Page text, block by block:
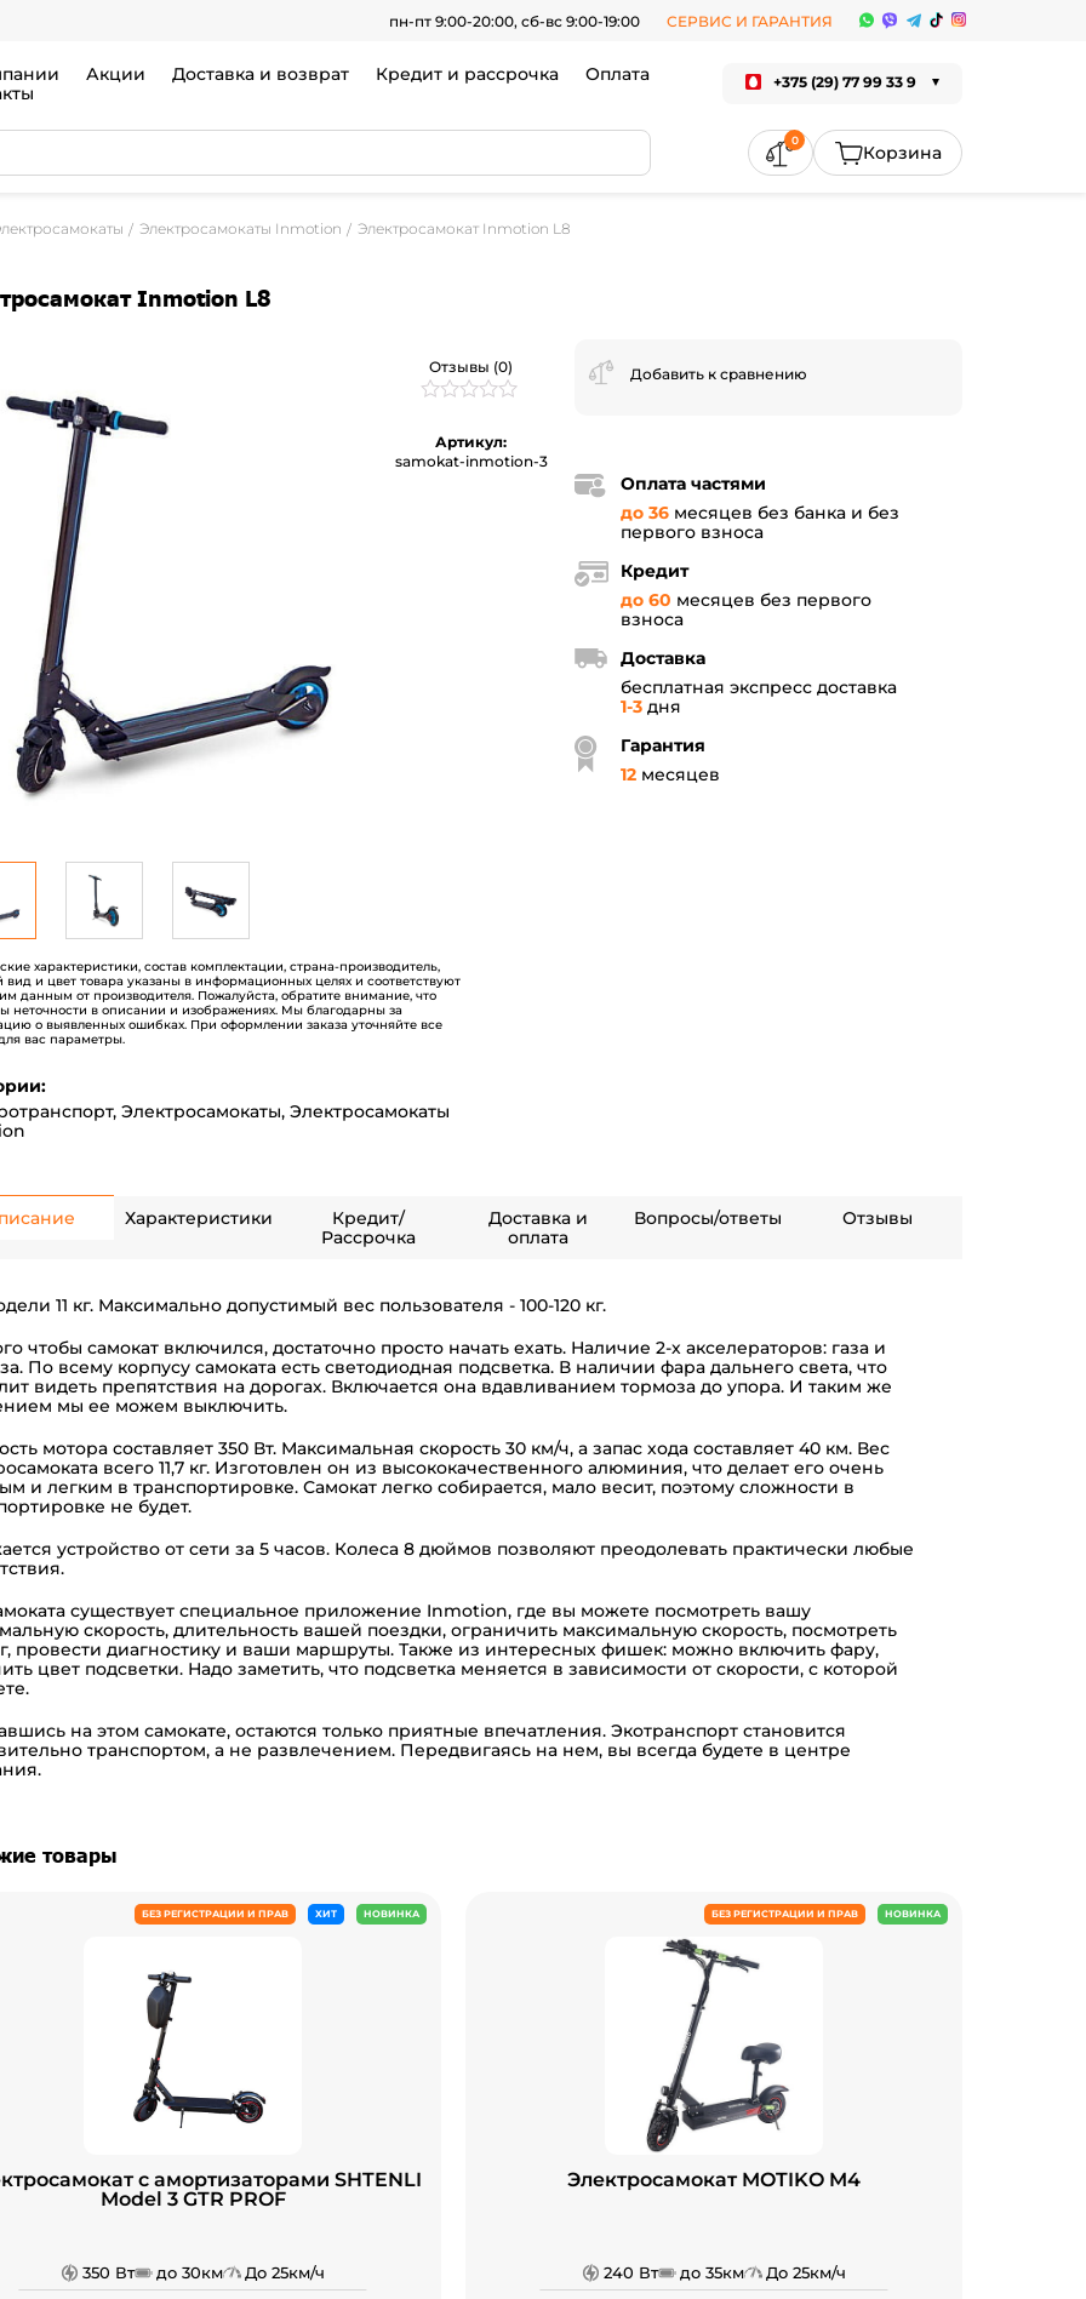
пн-пт 9:00-20:00, сб-вс 9:00-19:00 СЕРВИС И ГАРАНТИЯ
Акции Доставка и возврат Кредит и рассрочка
Оплата
+375 (29) 77 99 33 9
0
Электросамокаты Inmotion Электросамокат Inmotion L8
Inmotion L8
Отзывы (0)
из
5
Артикул:
samokat-inmotion-3
характеристики, состав комплектации, страна-производитель,
и цвет товара указаны в информационных целях и соответствуют
данным от производителя. Пожалуйста, обратите внимание, что
неточности в описании и изображениях. Мы благодарны за
о выявленных ошибках. При оформлении заказа уточняйте все
вас параметры.
, Электросамокаты, Электросамокаты
Добавить к сравнению
Оплата частями
до 36 месяцев без банка и без
первого взноса
Кредит
до 60 месяцев без первого
взноса
Доставка
бесплатная экспресс доставка
1-3 дня
Гарантия
12 месяцев
Характеристики
Кредит/
Рассрочка
Доставка и
оплата
Вопросы/ответы Отзывы
11 кг. Максимально допустимый вес пользователя - 100-120 кг.
чтобы самокат включился, достаточно просто начать ехать. Наличие 2-х акселераторов: газа и
По всему корпусу самоката есть светодиодная подсветка. В наличии фара дальнего света, что
видеть препятствия на дорогах. Включается она вдавливанием тормоза до упора. И таким же
мы ее можем выключить.
мотора составляет 350 Вт. Максимальная скорость 30 км/ч, а запас хода составляет 40 км. Вес
всего 11,7 кг. Изготовлен он из высококачественного алюминия, что делает его очень
и легким в транспортировке. Самокат легко собирается, мало весит, поэтому сложности в
не будет.
устройство от сети за 5 часов. Колеса 8 дюймов позволяют преодолевать практически любые
существует специальное приложение Inmotion, где вы можете посмотреть вашу
скорость, длительность вашей поездки, ограничить максимальную скорость, посмотреть
провести диагностику и ваши маршруты. Также из интересных фишек: можно включить фару,
цвет подсветки. Надо заметить, что подсветка меняется в зависимости от скорости, с которой
на этом самокате, остаются только приятные впечатления. Экотранспорт становится
транспортом, а не развлечением. Передвигаясь на нем, вы всегда будете в центре
товары
БЕЗ РЕГИСТРАЦИИ И ПРАВ ХИТ НОВИНКА
с амортизаторами SHTENLI
Model 3 GTR PROF
350 Вт до 30км До 25км/ч
БЕЗ РЕГИСТРАЦИИ И ПРАВ НОВИНКА
Электросамокат MOTIKO M4
240 Вт до 35км До 25км/ч